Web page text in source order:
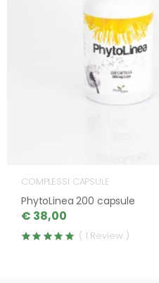
COMPLESSI CAPSULE
PhytoLinea 200 capsule
€ 38,00
( 1 Review )